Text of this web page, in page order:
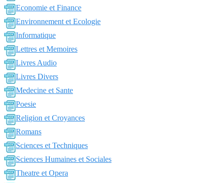
Economie et Finance
Environnement et Ecologie
Informatique
Lettres et Memoires
Livres Audio
Livres Divers
Medecine et Sante
Poesie
Religion et Croyances
Romans
Sciences et Techniques
Sciences Humaines et Sociales
Theatre et Opera